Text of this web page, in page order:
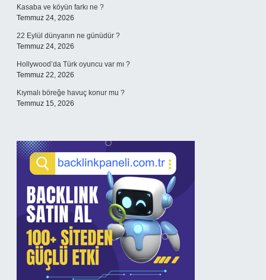
Kasaba ve köyün farkı ne ?
Temmuz 24, 2026
22 Eylül dünyanın ne günüdür ?
Temmuz 24, 2026
Hollywood’da Türk oyuncu var mı ?
Temmuz 22, 2026
Kıymalı böreğe havuç konur mu ?
Temmuz 15, 2026